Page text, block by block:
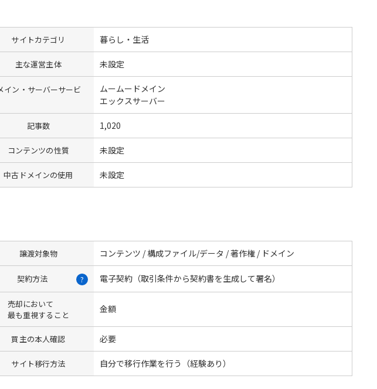
サイトカテゴリ 暮らし・生活
主な運営主体 未設定
イン・サーバーサービ
ムームードメイン
エックスサーバー
記事数 1,020
コンテンツの性質 未設定
中古ドメインの使用 未設定
譲渡対象物 コンテンツ / 構成ファイル/データ / 著作権 / ドメイン
契約方法 ? 電子契約（取引条件から契約書を生成して署名）
売却において
最も重視すること
金額
買主の本人確認 必要
サイト移行方法 自分で移行作業を行う（経験あり）